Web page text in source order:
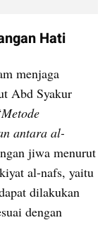
Hati
menjaga
Abd Syakur
Metode
antara al-
jiwa menurut
al-nafs, yaitu
dilakukan
dengan